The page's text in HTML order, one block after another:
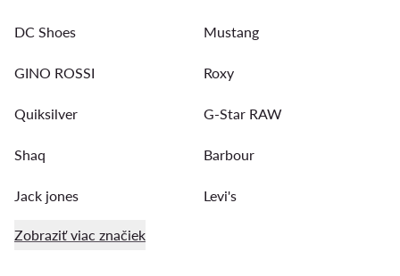
DC Shoes Mustang
GINO ROSSI Roxy
Quiksilver G-Star RAW
Shaq Barbour
Jack jones Levi's
Zobraziť viac značiek